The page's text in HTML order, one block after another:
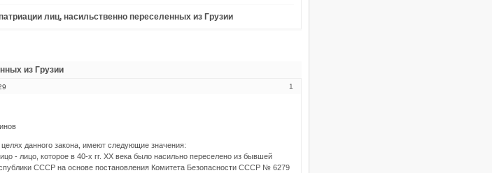
лиц, насильственно переселенных из Грузии
из Грузии
1
данного закона, имеют следующие значения:
- лицо, которое в 40-х гг. XX века было насильно переселено из бывшей
СССР на основе постановления Комитета Безопасности СССР № 6279